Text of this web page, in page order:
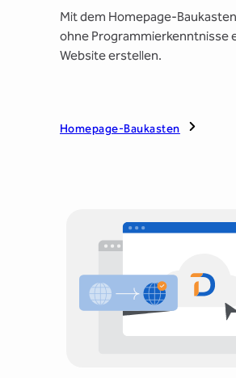
Mit dem Homepage-
ohne Programmierkenntnisse
Website erstellen.
Homepage-Baukasten